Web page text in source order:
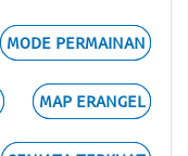
MODE PERMAINAN
MAP ERANGEL